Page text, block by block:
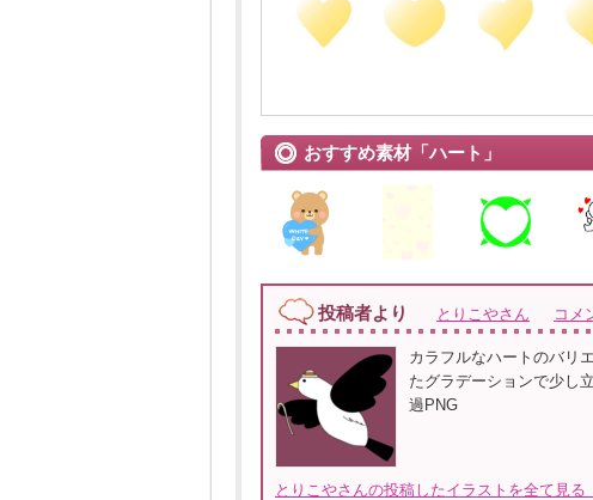
おすすめ素材「ハート」
投稿者より とりこやさん コメ
カラフルなハートのバリ
たグラデーションで少し
過PNG
とりこやさんの投稿したイラストを全て見る